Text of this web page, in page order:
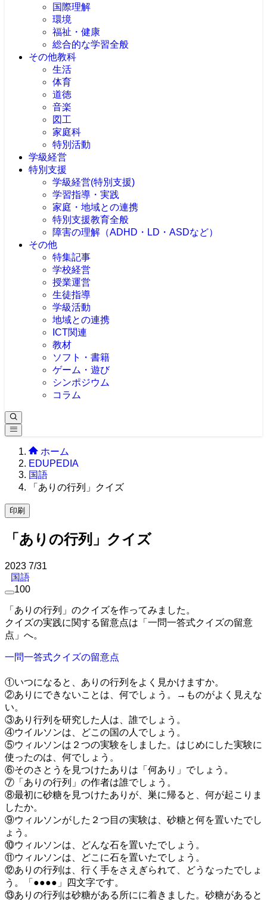
国際理解
環境
福祉・健康
総合的な学習全般
その他教科
生活
体育
道徳
音楽
図工
家庭科
特別活動
学級経営
特別支援
学級経営(特別支援)
学習指導・実践
家庭・地域との連携
特別支援教育全般
障害の理解（ADHD・LD・ASDなど）
その他
特集記事
学校経営
授業運営
生徒指導
学級活動
地域との連携
ICT関連
教材
ソフト・書籍
ゲーム・遊び
シンポジウム
コラム
ホーム
EDUPEDIA
国語
「ありの行列」クイズ
印刷
「ありの行列」クイズ
2023 7/31
国語
100
「ありの行列」のクイズを作ってみました。
クイズの実践に関する留意点は「一問一答式クイズの留意
点」へ。
一問一答式クイズの留意点
①いつになると、ありの行列をよく見かけますか。
②ありにできないことは、何でしょう。→ものがよく見えな
い。
③あり行列を研究した人は、誰でしょう。
④ウイルソンは、どこの国の人でしょう。
⑤ウィルソンは２つの実験をしました。はじめにした実験に
使ったのは、何でしょう。
⑥そのさとうを見つけたありは「何あり」でしょう。
⑦「ありの行列」の作者は誰でしょう。
⑧最初に砂糖を見つけたありが、巣に帰ると、何が起こりま
したか。
⑨ウィルソンがした２つ目の実験は、砂糖と何を置いたでし
ょう。
⑩ウィルソンは、どんな石を置いたでしょう。
⑪ウィルソンは、どこに石を置いたでしょう。
⑫ありの行列は、行く手をさえぎられて、どうなったでしょ
う。「●●●●」四文字です。
⑬ありの行列は砂糖がある所にに着きました。砂糖があると